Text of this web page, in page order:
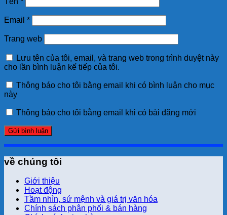
Email *
Trang web
Lưu tên của tôi, email, và trang web trong trình duyệt này
cho lần bình luận kế tiếp của tôi.
Thông báo cho tôi bằng email khi có bình luận cho mục
này
Thông báo cho tôi bằng email khi có bài đăng mới
về chúng tôi
Giới thiệu
Hoạt động
Tầm nhìn, sứ mệnh và giá trị văn hóa
Chính sách phân phối & bán hàng